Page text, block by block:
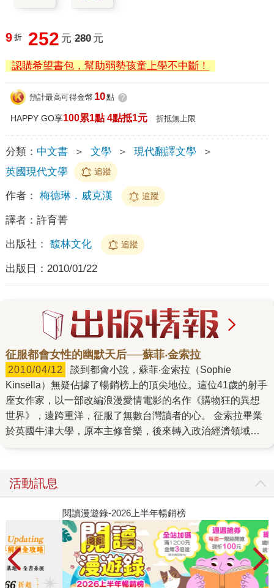
9 折 252 元 280 元
認購希望書包，幫助弱勢孩童上學不中斷！
預計最高可得金幣 10點 ?
HAPPY GO享100累1點 4點抵1元 折抵無上限
分類： 中文書 ＞ 文學 ＞ 現代翻譯文學
＞
英國現代文學
追蹤
作者： 梅德琳．威克漢 追蹤
譯者： 許育菁
出版社： 馥林文化 追蹤
出版日： 2010/01/22
征服都會女性的幽默天后──蘇菲‧金索拉
2010/04/12
Kinsella）無疑佔據了暢銷榜上的頂尖地位。這位41歲的射手
座女作家，以一部改編浪漫愛情電影的名作《購物狂的異想
世界》，遠跨重洋，征服了無數台灣讀者的心。 金索拉畢業
於英國牛津大學，原本主修音樂，後來轉入政治經濟領域。
「食用史上最長午餐」的習慣，她的經歷卻呼應了「世上沒
有偶然」這句老話──那幾年的工作經驗，使她日後在描寫商
業情節時，信手拈來皆是梗。 由於厭倦工作，金索拉開始創
作。然而，她並不是初次試啼就飛上枝頭當鳳凰。在第四本
作品《我的A級祕密》（馥林文化）出版前，沒有讀者知道，
她曾用本名梅德琳‧威克漢（Madeleine Wickham）在文壇闖
蕩了五年。 「我不知道我想做什麼職業，但也沒預期到會成
為全職作家。」金索拉接受《太陽時報》專訪，回憶起創作
活動訊息
閱讀漫遊錄-2026上半年暢銷榜